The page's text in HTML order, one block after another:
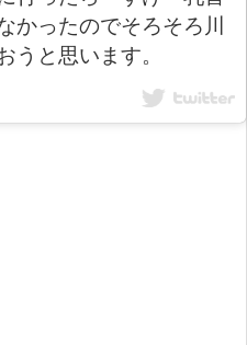
かったのでそろそろ川
と思います。